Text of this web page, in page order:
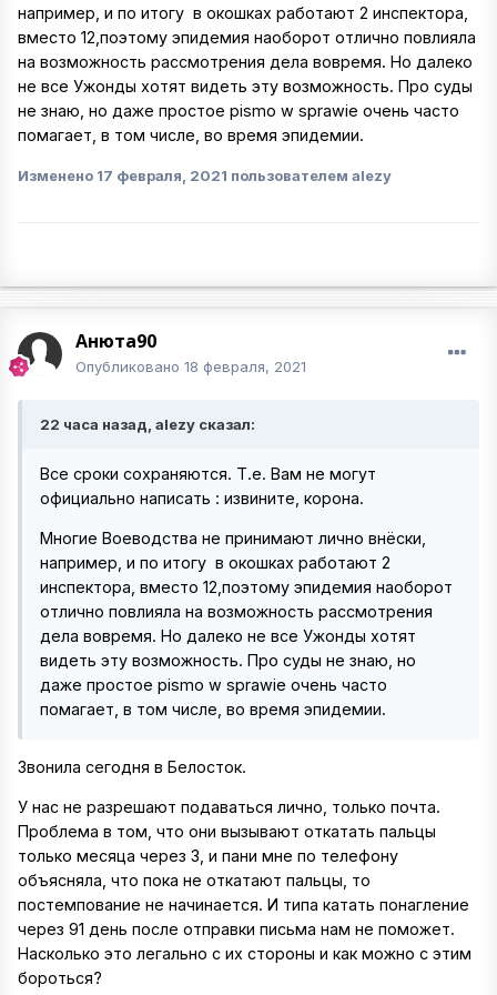
например, и по итогу в окошках работают 2 инспектора,
вместо 12,поэтому эпидемия наоборот отлично повлияла
на возможность рассмотрения дела вовремя. Но далеко
не все Ужонды хотят видеть эту возможность. Про суды
не знаю, но даже простое pismo w sprawie очень часто
помагает, в том числе, во время эпидемии.
Изменено 17 февраля, 2021 пользователем alezy
Анюта90
Опубликовано 18 февраля, 2021
22 часа назад, alezy сказал:
Все сроки сохраняются. Т.е. Вам не могут
официально написать : извините, корона.
Многие Воеводства не принимают лично внёски,
например, и по итогу в окошках работают 2
инспектора, вместо 12,поэтому эпидемия наоборот
отлично повлияла на возможность рассмотрения
дела вовремя. Но далеко не все Ужонды хотят
видеть эту возможность. Про суды не знаю, но
даже простое pismo w sprawie очень часто
помагает, в том числе, во время эпидемии.
Звонила сегодня в Белосток.
У нас не разрешают подаваться лично, только почта.
Проблема в том, что они вызывают откатать пальцы
только месяца через 3, и пани мне по телефону
объясняла, что пока не откатают пальцы, то
постемпование не начинается. И типа катать понагление
через 91 день после отправки письма нам не поможет.
Насколько это легально с их стороны и как можно с этим
бороться?